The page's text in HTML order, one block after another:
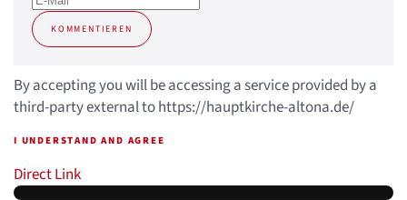
KOMMENTIEREN
By accepting you will be accessing a service provided by a
third-party external to https://hauptkirche-altona.de/
I UNDERSTAND AND AGREE
Direct Link